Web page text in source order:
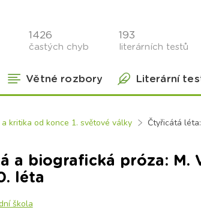
1426
častých chyb
193
literárních testů
Větné rozbory Literární
kritika od konce 1. světové války
Čtyřicátá
a biografická próza: M.
léta
škola